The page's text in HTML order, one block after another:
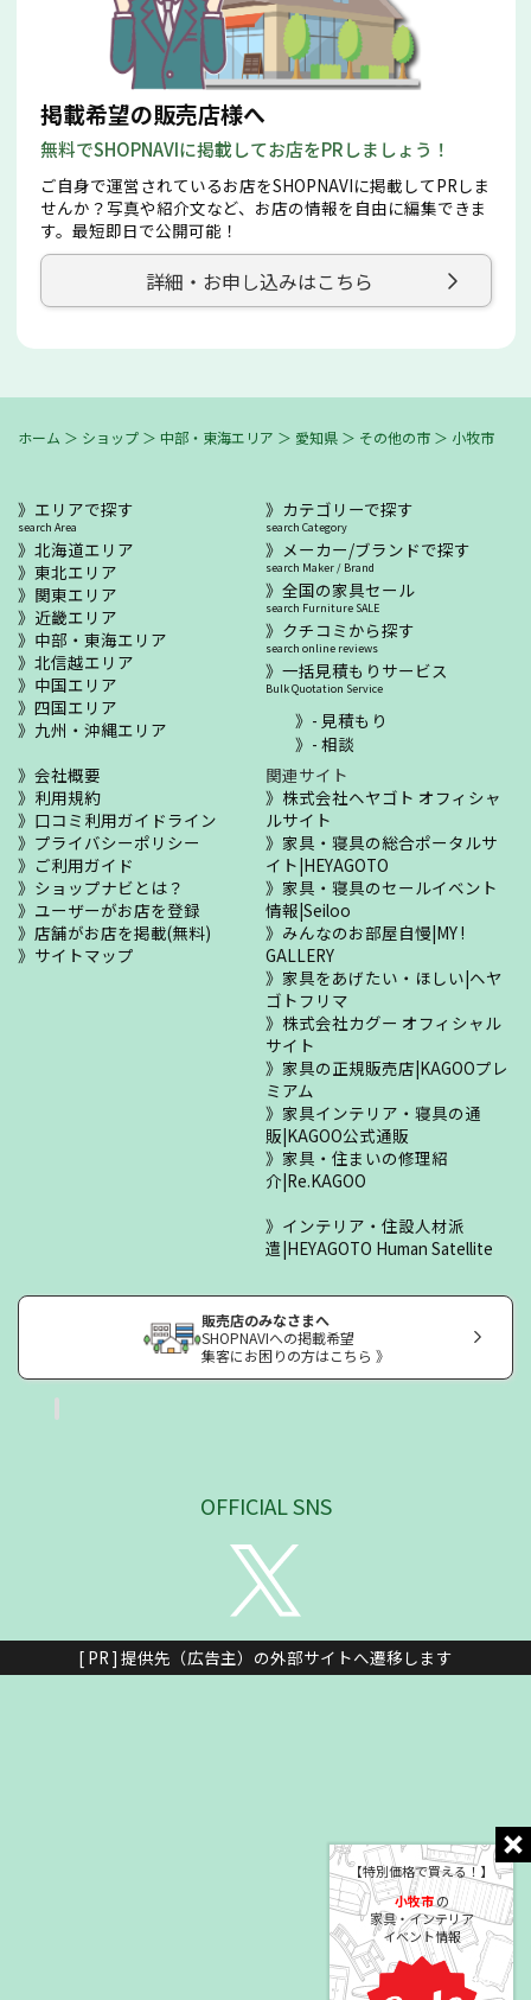
【特別価格で買える！】
小牧市の
家具・インテリア
イベント情報
掲載希望の販売店様へ
無料でSHOPNAVIに掲載してお店をPRしましょう！
ご自身で運営されているお店をSHOPNAVIに掲載してPRしま
せんか？写真や紹介文など、お店の情報を自由に編集できま
す。最短即日で公開可能！
詳細・お申し込みはこちら
ホーム ＞ ショップ ＞ 中部・東海エリア ＞ 愛知県 ＞ その他の市 ＞ 小牧市
エリアで探す
search Area
北海道エリア
東北エリア
関東エリア
近畿エリア
中部・東海エリア
北信越エリア
中国エリア
四国エリア
九州・沖縄エリア
カテゴリーで探す
search Category
メーカー/ブランドで探す
search Maker / Brand
全国の家具セール
search Furniture SALE
クチコミから探す
search online reviews
一括見積もりサービス
Bulk Quotation Service
- 見積もり
- 相談
会社概要
利用規約
口コミ利用ガイドライン
プライバシーポリシー
ご利用ガイド
ショップナビとは？
ユーザーがお店を登録
店舗がお店を掲載(無料)
サイトマップ
関連サイト
株式会社ヘヤゴト オフィシャ
ルサイト
家具・寝具の総合ポータルサ
イト|HEYAGOTO
家具・寝具のセールイベント
情報|Seiloo
みんなのお部屋自慢|MY !
GALLERY
家具をあげたい・ほしい|ヘヤ
ゴトフリマ
株式会社カグー オフィシャル
サイト
家具の正規販売店|KAGOOプレ
ミアム
家具インテリア・寝具の通
販|KAGOO公式通販
家具・住まいの修理紹
介|Re.KAGOO
インテリア・住設人材派
遣|HEYAGOTO Human Satellite
販売店のみなさまへ
SHOPNAVIへの掲載希望
集客にお困りの方はこちら 》
OFFICIAL SNS
[ PR ] 提供先（広告主）の外部サイトへ遷移します